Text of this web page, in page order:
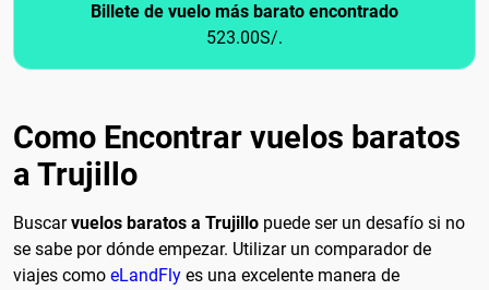
Billete de vuelo más barato encontrado
523.00S/.
Como Encontrar vuelos baratos
a Trujillo
Buscarvuelos baratos a Trujillo puede ser un desafío si no
se sabe por dónde empezar. Utilizar un comparador de
viajes como eLandFly es una excelente manera de